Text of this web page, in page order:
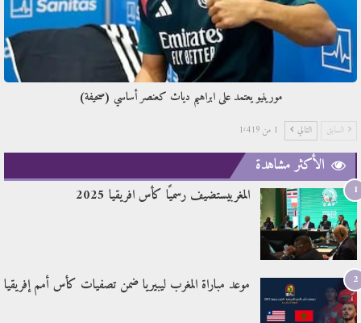
مورينيو يعتمد على ابراهيم دياث كعنصر أساسي (صحيفة)
السابق التالي 1 من 1٬419
الأكثر مشاهدة
1 المغربيستضيف رسميًا كأس افريقيا 2025
2 موعد مباراة المغرب ليبيريا ضمن تصفيات كأس أمم إفريقيا